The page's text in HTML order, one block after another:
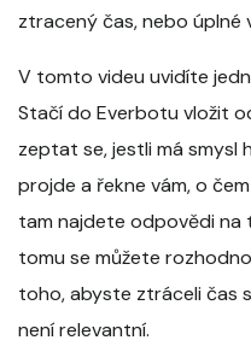
ztracený čas, nebo úplné
V tomto videu uvidíte
Stačí do Everbotu vložit
zeptat se, jestli má smysl
projde a řekne vám, o
tam najdete odpovědi na
tomu se můžete
toho, abyste ztráceli čas
není relevantní.